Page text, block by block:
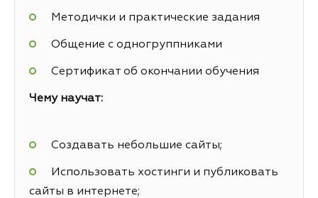
Методички и практические задания
Общение с одногруппниками
Сертификат об окончании обучения
Чему научат:
Создавать небольшие сайты;
Использовать хостинги и публиковать
сайты в интернете;